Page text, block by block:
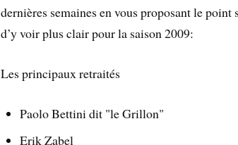
dernières semaines en vous proposant le
d’y voir plus clair pour la saison 2009:
Les principaux retraités
Paolo Bettini dit "le Grillon"
Erik Zabel